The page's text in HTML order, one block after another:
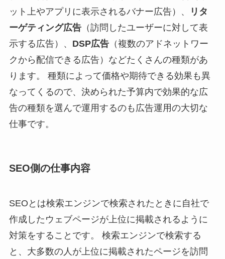
ット上やアプリに表示されるバナー広告）、
リタ
ーゲティング広告（訪問したユーザーに対して表
示する広告）、 DSP広告（複数のアドネットワー
クから配信できる広告）などたくさんの種類があ
ります。 種類によって価格や期待できる効果も異
なってくるので、決められた予算内で効果的な広
告の種類を選んで運用するのも広告運用の大切な
仕事です。
SEO側の仕事内容
SEOとは検索エンジンで検索されたときに自社で
作成したウェブページが上位に掲載されるように
対策をすることです。 検索エンジンで検索する
と、大多数の人が上位に掲載されたページを訪問